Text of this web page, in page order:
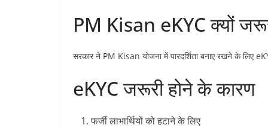
PM Kisan eKYC क्यों
सरकार ने PM Kisan योजना में पारदर्शिता बनाए रखने के लिए
eKYC जरूरी होने के कारण
फर्जी लाभार्थियों को हटाने के लिए